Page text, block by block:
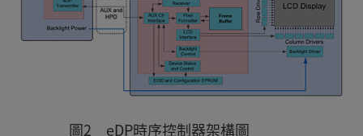
圖2 eDP時序控制器架構圖